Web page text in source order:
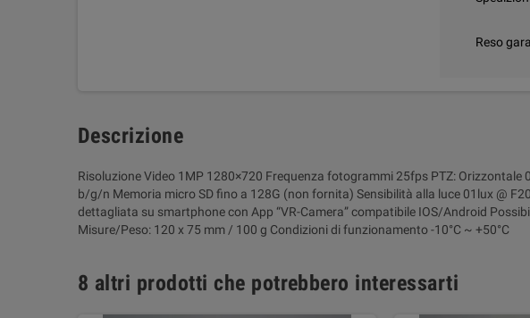
Reso
Descrizione
Risoluzione Video 1MP 1280×720 Frequenza fotogrammi 25fps PTZ: Orizzontale
b/g/n Memoria micro SD fino a 128G (non fornita) Sensibilità alla luce 01lux @
dettagliata su smartphone con App “VR-Camera” compatibile IOS/Android
Misure/Peso: 120 x 75 mm / 100 g Condizioni di funzionamento -10°C ~ +50°C
8 altri prodotti che potrebbero interessarti